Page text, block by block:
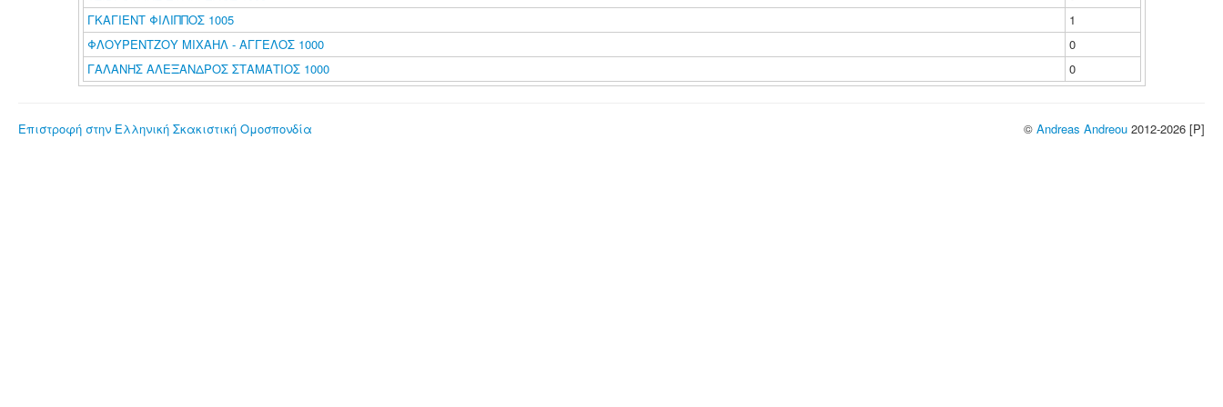
ΓΚΑΓΙΕΝΤ ΦΙΛΙΠΠΟΣ 1005
1
ΦΛΟΥΡΕΝΤΖΟΥ ΜΙΧΑΗΛ - ΑΓΓΕΛΟΣ 1000
0
ΓΑΛΑΝΗΣ ΑΛΕΞΑΝΔΡΟΣ ΣΤΑΜΑΤΙΟΣ 1000
0
Επιστροφή στην Ελληνική Σκακιστική Ομοσπονδία © Andreas Andreou 2012-2026 [P]